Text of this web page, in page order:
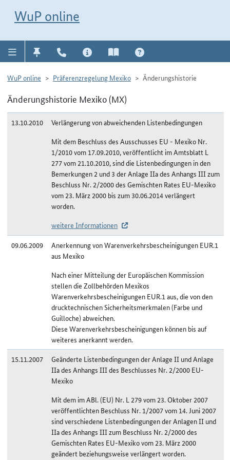
WuP online
WuP online Präferenzregelung Mexiko Änderungshistorie
Änderungshistorie Mexiko (MX)
13.10.2010
Verlängerung von abweichenden Listenbedingungen
Mit dem Beschluss des Ausschusses EU - Mexiko Nr.
1/2010 vom 17.09.2010, veröffentlicht im Amtsblatt L
277 vom 21.10.2010, sind die Listenbedingungen in den
Bemerkungen 2 und 3 der Anlage IIa des Anhangs III zum
Beschluss Nr. 2/2000 des Gemischten Rates EU-Mexiko
vom 23. März 2000 bis zum 30.06.2014 verlängert
worden.
weitere Informationen
09.06.2009
Anerkennung von Warenverkehrsbescheinigungen EUR.1
aus Mexiko
Nach einer Mitteilung der Europäischen Kommission
stellen die Zollbehörden Mexikos
Warenverkehrsbescheinigungen EUR.1 aus, die von den
drucktechnischen Sicherheitsmerkmalen (Farbe und
Guilloche) abweichen.
Diese Warenverkehrsbescheinigungen können bis auf
weiteres anerkannt werden.
15.11.2007
Geänderte Listenbedingungen der Anlage II und Anlage
IIa des Anhangs III des Beschlusses Nr. 2/2000 EU-
Mexiko
Mit dem im ABl. (EU) Nr. L 279 vom 23. Oktober 2007
veröffentlichten Beschluss Nr. 1/2007 vom 14. Juni 2007
sind verschiedene Listenbedingungen der Anlagen II und
IIa des Anhangs III zum Beschluss Nr. 2/2000 des
Gemischten Rates EU-Mexiko vom 23. März 2000
geändert beziehungsweise verlängert worden.